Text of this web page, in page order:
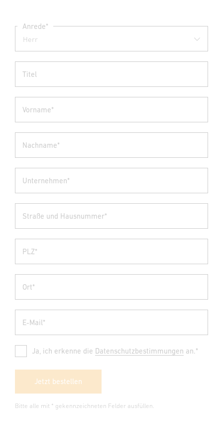
Anrede*
Titel
Vorname*
Nachname*
Unternehmen*
Straße und Hausnummer*
PLZ*
Ort*
E-Mail*
Ja, ich erkenne die Datenschutzbestimmungen an.*
Jetzt bestellen
Bitte alle mit * gekennzeichneten Felder ausfüllen.